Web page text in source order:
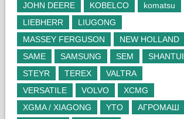
JOHN DEERE
KOBELCO
komatsu
LIEBHERR
LIUGONG
MASSEY FERGUSON
NEW HOLLAND
SAME
SAMSUNG SEM
SHANTUI
STEYR
TEREX
VALTRA
VERSATILE
VOLVO
XCMG
XGMA / XIAGONG
YTO
АГРОМАШ